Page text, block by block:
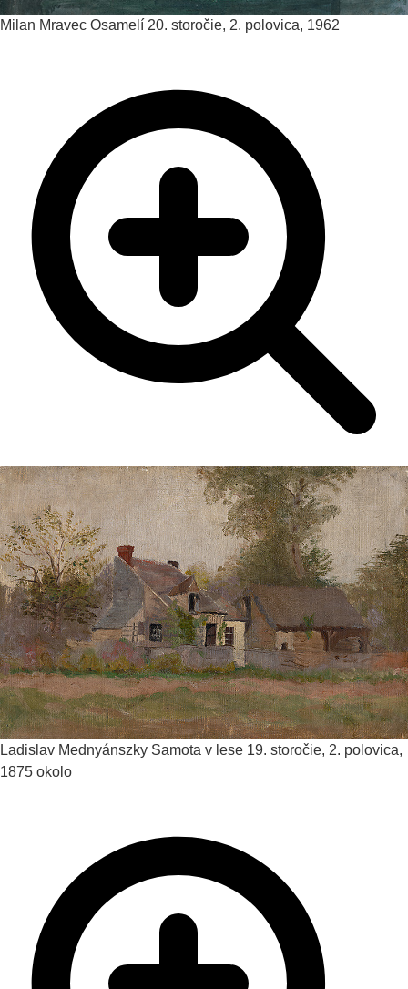
Milan Mravec Osamelí 20. storočie, 2. polovica, 1962
Ladislav Mednyánszky Samota v lese 19. storočie, 2. polovica,
1875 okolo